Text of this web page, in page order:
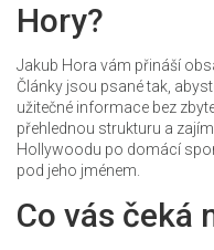
Hory?
Jakub Hora vám přináší
Články jsou psané tak,
užitečné informace bez
přehlednou strukturu a
Hollywoodu po domácí
pod jeho jménem.
Co vás čeká